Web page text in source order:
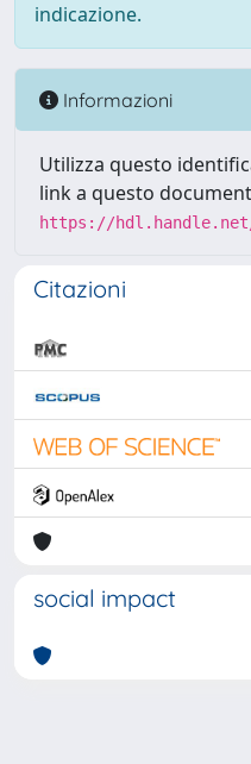
indicazione.
Informazioni
Utilizza questo
link a questo
https://hdl.handle.net/
Citazioni
social impact